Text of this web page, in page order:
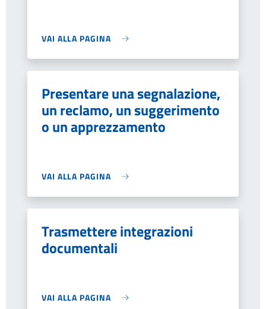
VAI ALLA PAGINA
Presentare una segnalazione,
un reclamo, un suggerimento
o un apprezzamento
VAI ALLA PAGINA
Trasmettere integrazioni
documentali
VAI ALLA PAGINA